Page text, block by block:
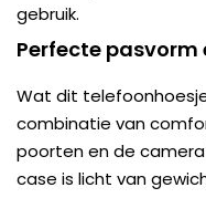
gebruik.
Perfecte
Wat dit
combinatie van
poorten en de camera
case is licht van